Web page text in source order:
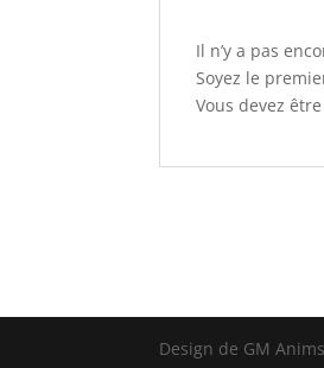
Il n’y a pas
Soyez le
Vous devez
Design de GM